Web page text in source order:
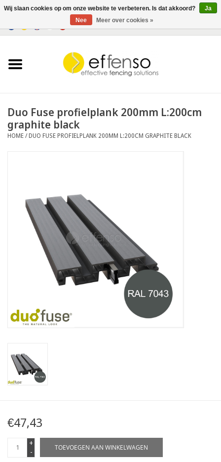
Verlichting
Documenten
Duo Fuse profielplank 200mm L:200cm
graphite black
HOME /DUO FUSE PROFIELPLANK 200MM L:200CM GRAPHITE BLACK
€47,43
+
-
TOEVOEGEN AAN WINKELWAGEN
Wij slaan cookies op om onze website te verbeteren. Is dat akkoord?
Ja
Nee
Meer over cookies »